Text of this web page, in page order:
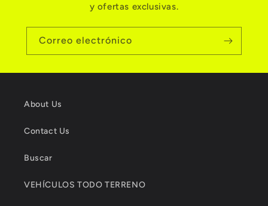
y ofertas exclusivas.
Correo electrónico
About Us
Contact Us
Buscar
VEHÍCULOS TODO TERRENO